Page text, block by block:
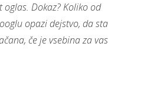
Dokaz? Koliko od
opazi dejstvo, da sta
če je vsebina za vas